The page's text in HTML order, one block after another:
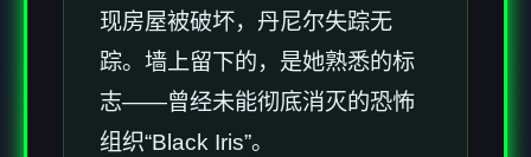
现房屋被破坏，丹尼尔失踪无
踪。墙上留下的，是她熟悉的标
志——曾经未能彻底消灭的恐怖
组织“Black Iris”。